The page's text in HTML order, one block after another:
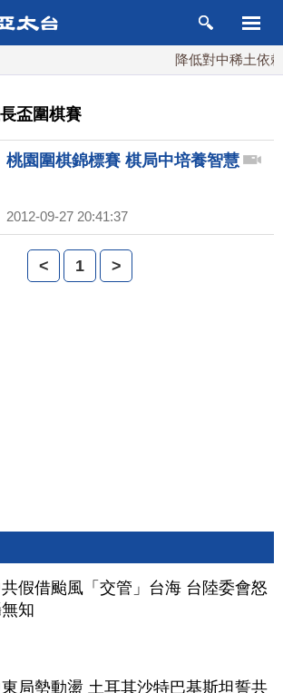
降低對中稀土依賴
盃圍棋賽
桃園圍棋錦標賽 棋局中培養智慧
2012-09-27 20:41:37
< 1 >
假借颱風「交管」台海 台陸委會怒
知
局勢動盪 土耳其沙特巴基斯坦誓共